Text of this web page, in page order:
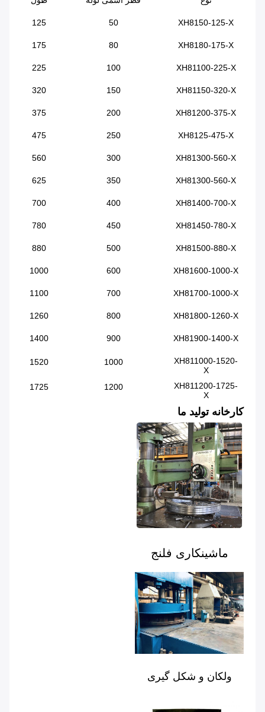
XH8150-125-X
50
125
XH8180-175-X
80
175
XH81100-225-X
100
225
XH81150-320-X
150
320
XH81200-375-X
200
375
XH8125-475-X
250
475
XH81300-560-X
300
560
XH81300-560-X
350
625
XH81400-700-X
400
700
XH81450-780-X
450
780
XH81500-880-X
500
880
XH81600-1000-X
600
1000
XH81700-1000-X
700
1100
XH81800-1260-X
800
1260
XH81900-1400-X
900
1400
XH811000-1520-
X
1000
1520
XH811200-1725-
X
1200
1725
کارخانه تولید ما
ماشینکاری فلنج
ولکان و شکل گیری